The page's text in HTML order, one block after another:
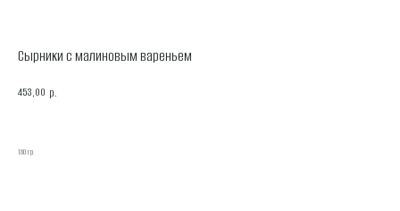
Сырники с малиновым вареньем
453,00 р.
180 гр.